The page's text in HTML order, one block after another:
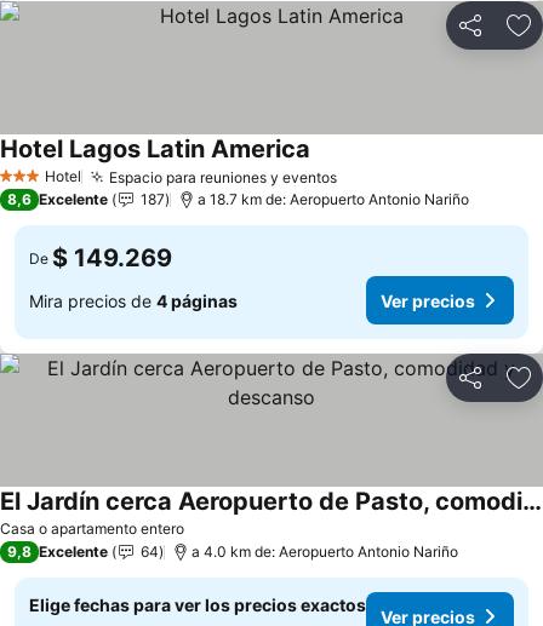
Compartir
3 Estrellas
Hotel Espacio para reuniones y eventosVer precios
Hotel Lagos Latin America
8,6 Excelente 187 a 18.7 km de: Aeropuerto Antonio Nariño
De $ 149.269
Mira precios de 4 páginas Ver precios
Compartir
Casa o apartamento entero
El Jardín cerca Aeropuerto de Pasto, comodidad y descanso
Ver precios
9,8 Excelente 64 a 4.0 km de: Aeropuerto Antonio Nariño
Elige fechas para ver los precios exactos
Ver precios